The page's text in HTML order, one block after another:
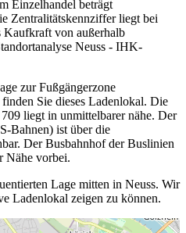
Einzelhandel beträgt
Zentralitätskennziffer liegt bei
Kaufkraft von außerhalb
Neuss - IHK-
zur Fußgängerzone
Sie dieses Ladenlokal. Die
liegt in unmittelbarer nähe. Der
Bahnen) ist über die
Der Busbahnhof der Buslinien
Nähe vorbei.
Lage mitten in Neuss. Wir
Ladenlokal zeigen zu können.